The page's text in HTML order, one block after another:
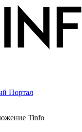
Портал
Tinfo